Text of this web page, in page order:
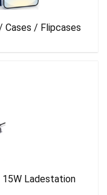
Cases / Flipcases
15W Ladestation